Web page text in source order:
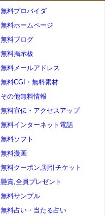
無料プロバイダ
無料ホームページ
無料ブログ
無料掲示板
無料メールアドレス
無料CGI・無料素材
その他無料情報
無料宣伝・アクセスアップ
無料インターネット電話
無料ソフト
無料漫画
無料クーポン,割引チケット
懸賞,全員プレゼント
無料サンプル
無料占い・当たる占い